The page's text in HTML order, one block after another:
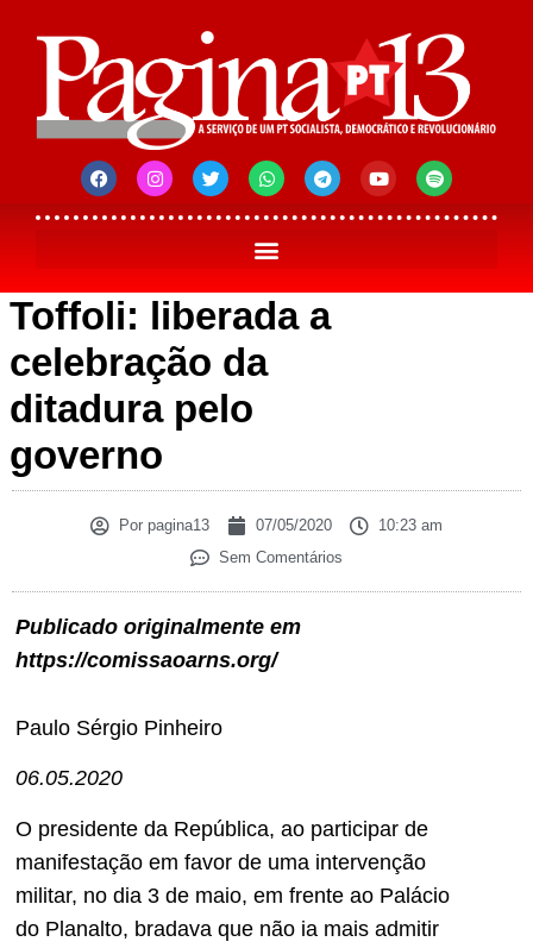
Toffoli: liberada a
celebração da
ditadura pelo
governo
Por pagina13 07/05/2020
10:23 am
Sem Comentários
Publicado originalmente em
https://comissaoarns.org/
Paulo Sérgio Pinheiro
06.05.2020
O presidente da República, ao participar de
manifestação em favor de uma intervenção
militar, no dia 3 de maio, em frente ao Palácio
do Planalto, bradava que não ia mais admitir